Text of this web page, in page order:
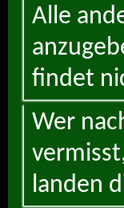
Alle
findet
Wer
landen